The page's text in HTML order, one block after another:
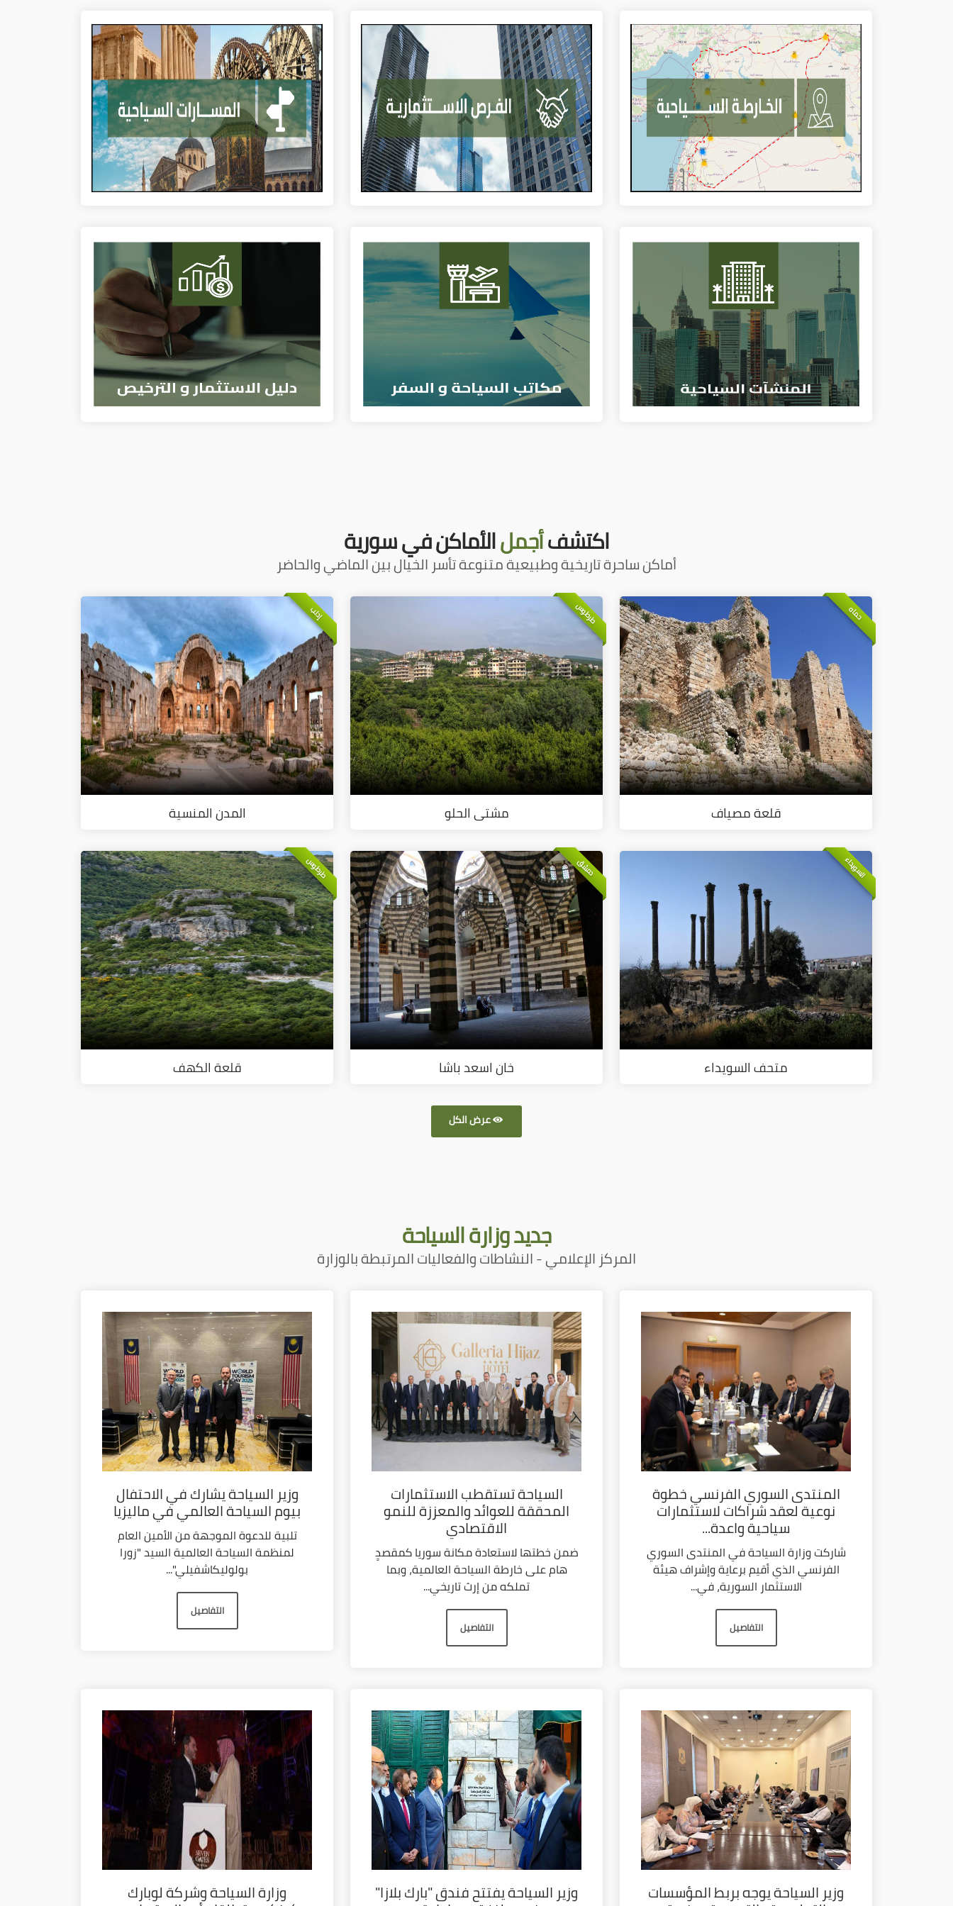
اكتشفأجملالأماكن في سورية
أماكن ساحرة تاريخية وطبيعية متنوعة تأسر الخيال بين الماضي والحاضر
حماه
قلعة مصياف
طرطوس
مشتى الحلو
إدلب
المدن المنسية
السويداء
متحف السويداء
دمشق
خان اسعد باشا
طرطوس
قلعة الكهف
عرض الكل
جديدوزارة السياحة
المركز الإعلامي - النشاطات والفعاليات المرتبطة بالوزارة
المنتدى السوري الفرنسي خطوة
نوعية لعقد شراكات لاستثمارات
سياحية واعدة...
شاركت وزارة السياحة في المنتدى السوري
الفرنسي الذي أقيم برعاية وإشراف هيئة
الاستثمار السورية، في...
التفاصيل
السياحة تستقطب الاستثمارات
المحققة للعوائد والمعززة للنمو
الاقتصادي
ضمن خطتها لاستعادة مكانة سوريا كمقصدٍ
هام على خارطة السياحة العالمية، وبما
تملكه من إرث تاريخي...
التفاصيل
وزير السياحة يشارك في الاحتفال
بيوم السياحة العالمي في ماليزيا
تلبية للدعوة الموجهة من الأمين العام
لمنظمة السياحة العالمية السيد "زورا
بولوليكاشفيلي"...
التفاصيل
وزير السياحة يوجه بربط المؤسسات وزير السياحة يفتتح فندق "بارك بلازا" وزارة السياحة وشركة لوبارك